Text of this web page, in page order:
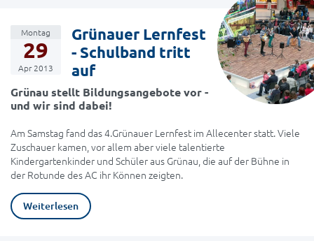
Montag
29
Apr 2013
Grünauer Lernfest
- Schulband tritt
auf
Grünau stellt Bildungsangebote vor -
und wir sind dabei!
Am Samstag fand das 4.Grünauer Lernfest im Allecenter statt. Viele
Zuschauer kamen, vor allem aber viele talentierte
Kindergartenkinder und Schüler aus Grünau, die auf der Bühne in
der Rotunde des AC ihr Können zeigten.
Weiterlesen